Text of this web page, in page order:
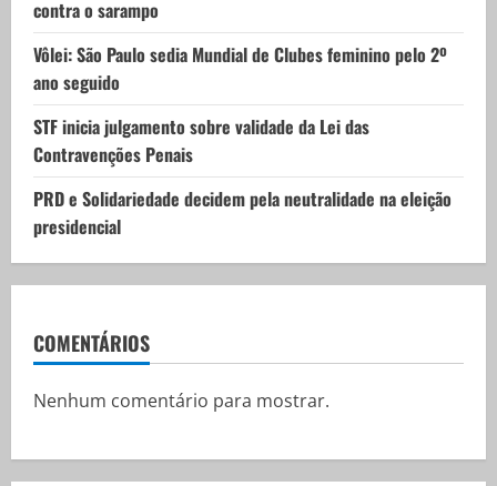
n
contra o sarampo
Vôlei: São Paulo sedia Mundial de Clubes feminino pelo 2º
ano seguido
STF inicia julgamento sobre validade da Lei das
Contravenções Penais
PRD e Solidariedade decidem pela neutralidade na eleição
presidencial
COMENTÁRIOS
Nenhum comentário para mostrar.